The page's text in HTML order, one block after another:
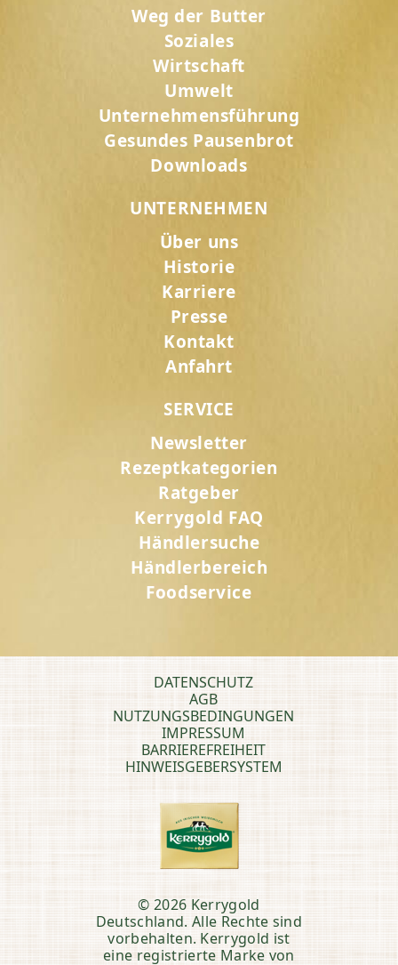
Weg der Butter
Soziales
Wirtschaft
Umwelt
Unternehmensführung
Gesundes Pausenbrot
Downloads
UNTERNEHMEN
Über uns
Historie
Karriere
Presse
Kontakt
Anfahrt
SERVICE
Newsletter
Rezeptkategorien
Ratgeber
Kerrygold FAQ
Händlersuche
Händlerbereich
Foodservice
DATENSCHUTZ
AGB
NUTZUNGSBEDINGUNGEN
IMPRESSUM
BARRIEREFREIHEIT
HINWEISGEBERSYSTEM
© 2026 Kerrygold
Deutschland. Alle Rechte sind
vorbehalten. Kerrygold ist
eine registrierte Marke von